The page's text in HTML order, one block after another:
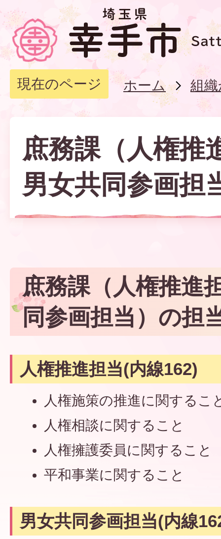
現在のページ ホーム 組
庶務課（人権推
男女共同参画担
庶務課（人権推進
同参画担当）の担
人権推進担当(内線162)
人権施策の推進に関するこ
人権相談に関すること
人権擁護委員に関すること
平和事業に関すること
男女共同参画担当(内線